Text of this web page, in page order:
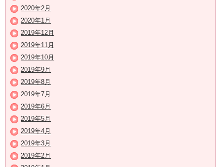
2020年2月
2020年1月
2019年12月
2019年11月
2019年10月
2019年9月
2019年8月
2019年7月
2019年6月
2019年5月
2019年4月
2019年3月
2019年2月